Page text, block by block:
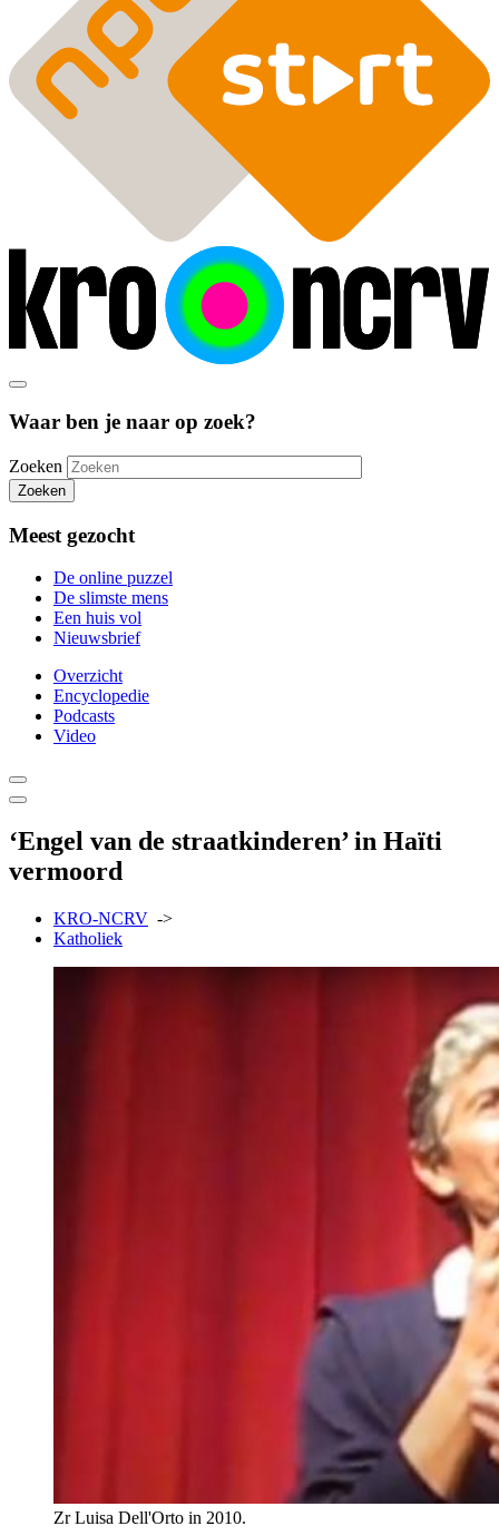
Waar ben je naar op zoek?
Zoeken
Zoeken
Meest gezocht
De online puzzel
De slimste mens
Een huis vol
Nieuwsbrief
Overzicht
Encyclopedie
Podcasts
Video
‘Engel van de straatkinderen’ in Haïti
vermoord
KRO-NCRV ->
Katholiek
Zr Luisa Dell'Orto in 2010.